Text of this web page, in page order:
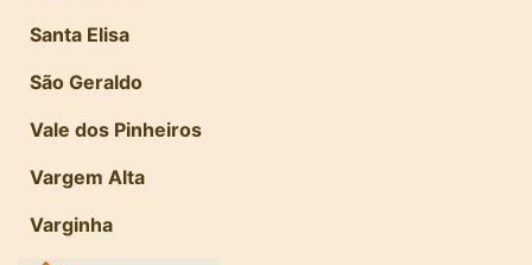
Santa Elisa
São Geraldo
Vale dos Pinheiros
Vargem Alta
Varginha